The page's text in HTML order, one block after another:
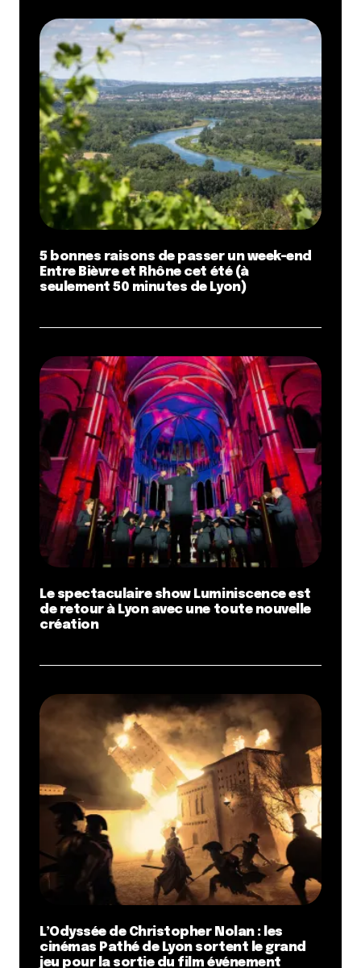
5 bonnes raisons de passer un week-end
Entre Bièvre et Rhône cet été (à
seulement 50 minutes de Lyon)
Le spectaculaire show Luminiscence est
de retour à Lyon avec une toute nouvelle
création
L’Odyssée de Christopher Nolan : les
cinémas Pathé de Lyon sortent le grand
jeu pour la sortie du film événement